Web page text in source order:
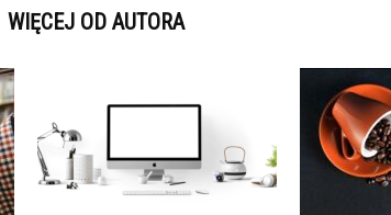
WIĘCEJ OD AUTORA